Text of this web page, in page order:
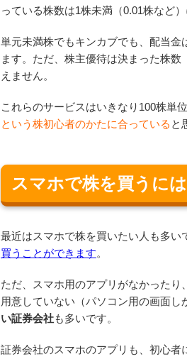
っている株数は1株未満（0.01株など）
単元未満株でもキンカブでも、配当金
ます。ただ、株主優待は決まった株
えません。
これらのサービスはいきなり100株単
という株初心者のかたに合っている と
スマホで株を買うには
最近はスマホで株を買いたい人も多い
買うことができます。
ただ、スマホ用のアプリがなかった
用意していない（パソコン用の画面し
い証券会社も多いです。
証券会社のスマホのアプリも、初心者